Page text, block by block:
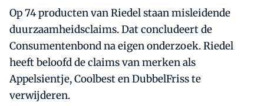
Op 74 producten van Riedel staan misleidende
duurzaamheidsclaims. Dat concludeert de
Consumentenbond na eigen onderzoek. Riedel
heeft beloofd de claims van merken als
Appelsientje, Coolbest en DubbelFriss te
verwijderen.